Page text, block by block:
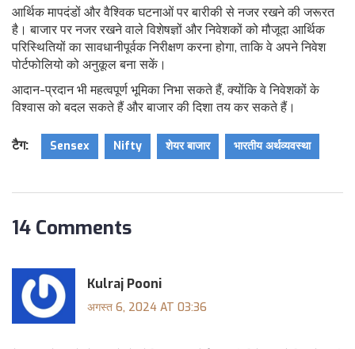
आर्थिक मापदंडों और वैश्विक घटनाओं पर बारीकी से नजर रखने की जरूरत
है। बाजार पर नजर रखने वाले विशेषज्ञों और निवेशकों को मौजूदा आर्थिक
परिस्थितियों का सावधानीपूर्वक निरीक्षण करना होगा, ताकि वे अपने निवेश
पोर्टफोलियो को अनुकूल बना सकें।
आदान-प्रदान भी महत्वपूर्ण भूमिका निभा सकते हैं, क्योंकि वे निवेशकों के
विश्वास को बदल सकते हैं और बाजार की दिशा तय कर सकते हैं।
टैग: Sensex Nifty शेयर बाजार भारतीय अर्थव्यवस्था
14 Comments
Kulraj Pooni
अगस्त 6, 2024 AT 03:36